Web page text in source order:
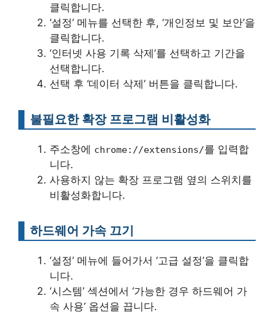
클릭합니다.
‘설정’ 메뉴를 선택한 후, ‘개인정보 및 보안’을
클릭합니다.
‘인터넷 사용 기록 삭제’를 선택하고 기간을
선택합니다.
선택 후 ‘데이터 삭제’ 버튼을 클릭합니다.
불필요한 확장 프로그램 비활성화
주소창에 chrome://extensions/를 입력합
니다.
사용하지 않는 확장 프로그램 옆의 스위치를
비활성화합니다.
하드웨어 가속 끄기
‘설정’ 메뉴에 들어가서 ‘고급 설정’을 클릭합
니다.
‘시스템’ 섹션에서 ‘가능한 경우 하드웨어 가
속 사용’ 옵션을 끕니다.